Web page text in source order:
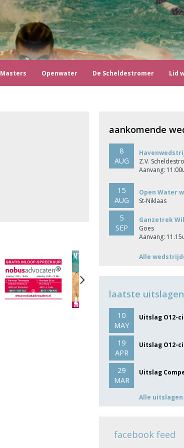
Masters Openwater De Scheldestromer Lid
Next
aankomende
8
AUG
Z.V.
Aanvang:
15
AUG
Open Water
St-Niklaas
5
SEP
Ganzetrek
Goes
Aanvang:
Alle
laatste uitslagen
10
MAY
Uitslag O12-
19
APR
Uitslag O12-
29
MAR
Uitslag
Alle uitslagen
facebook feed